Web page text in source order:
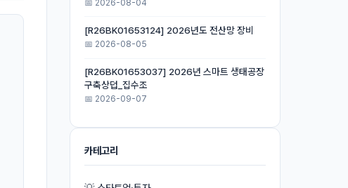
📅 2026-08-04
[R26BK01653124] 2026년도 전산망 장비
📅 2026-08-05
[R26BK01653037] 2026년 스마트 생태공장
구축상덥_집수조
📅 2026-09-07
카테고리